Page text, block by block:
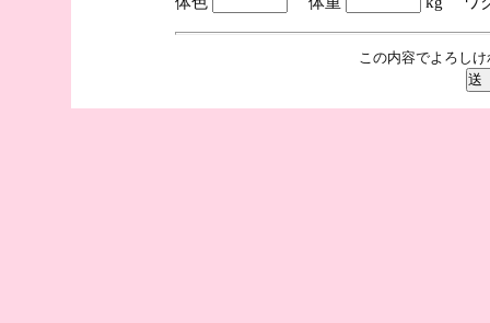
この内容でよろし